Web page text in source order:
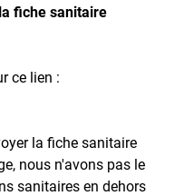
fiche sanitaire
ce lien :
la fiche sanitaire
nous n'avons pas le
sanitaires en dehors